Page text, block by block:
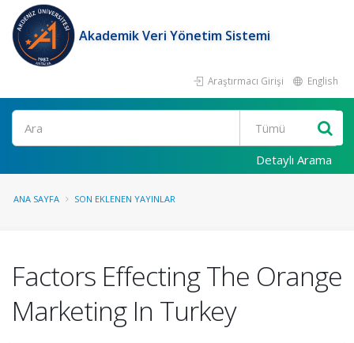
Akademik Veri Yönetim Sistemi
Araştırmacı Girişi English
Ara
Detaylı Arama
ANA SAYFA SON EKLENEN YAYINLAR
Factors Effecting The Orange
Marketing In Turkey